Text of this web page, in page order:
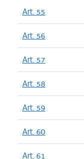
Art. 55
Art. 56
Art. 57
Art. 58
Art. 59
Art. 60
Art. 61